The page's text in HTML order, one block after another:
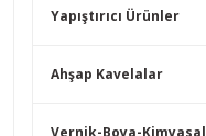
Yapıştırıcı Ürünler
Ahşap Kavelalar
Vernik-Boya-Kimyasal